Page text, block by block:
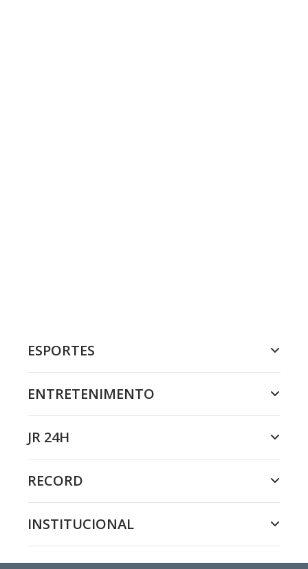
ESPORTES
ENTRETENIMENTO
JR 24H
RECORD
INSTITUCIONAL